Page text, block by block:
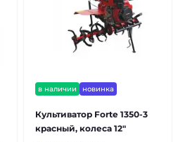
в наличии новинка
Культиватор Forte 1350-3
красный, колеса 12"